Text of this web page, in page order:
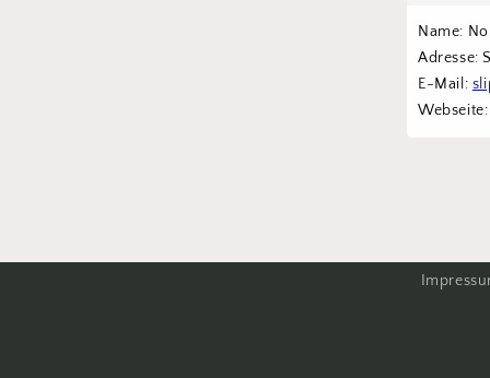
Name:
Adresse:
E-Mail:
Webseite: